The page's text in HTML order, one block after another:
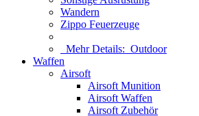
Wandern
Zippo Feuerzeuge
Mehr Details: Outdoor
Waffen
Airsoft
Airsoft Munition
Airsoft Waffen
Airsoft Zubehör